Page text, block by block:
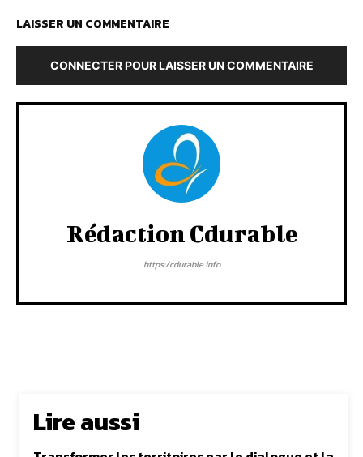
LAISSER UN COMMENTAIRE
CONNECTER POUR LAISSER UN COMMENTAIRE
Rédaction Cdurable
https:/cdurable.info
Lire aussi